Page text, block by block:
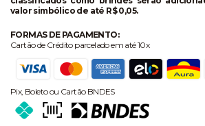
valor simbólico de até R$ 0,05.
FORMAS DE PAGAMENTO:
Cartão de Crédito parcelado em até 10x
Pix, Boleto ou Cartão BNDES